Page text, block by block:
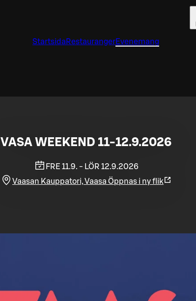
Startsida RestaurangerEvenemang
VASA WEEKEND 11-12.9.2026
FRE 11.9. - LÖR 12.9.2026
Vaasan Kauppatori, Vaasa Öppnas i ny flik